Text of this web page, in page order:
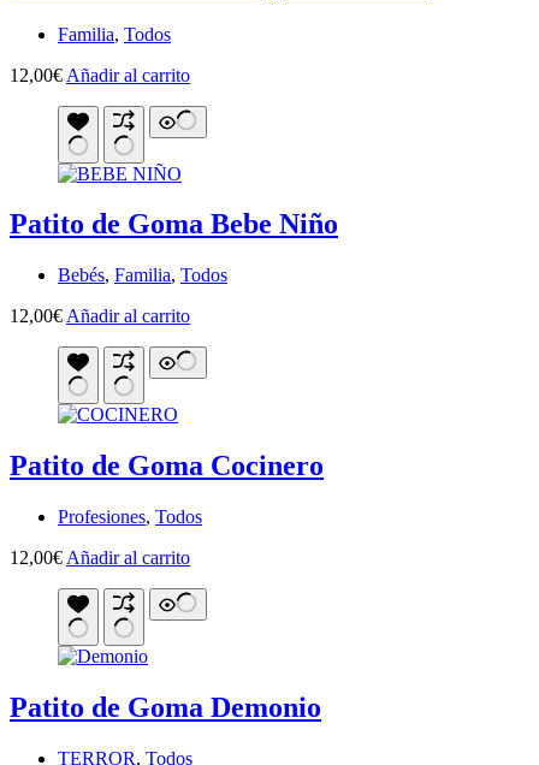
Familia, Todos
12,00€ Añadir al carrito
Patito de Goma Bebe Niño
Bebés, Familia, Todos
12,00€ Añadir al carrito
Patito de Goma Cocinero
Profesiones, Todos
12,00€ Añadir al carrito
Patito de Goma Demonio
TERROR, Todos